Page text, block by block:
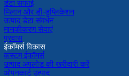
डेटा सफाई
मिलान और डी-डुप्लिकेशन
उत्पाद डेटा संवर्धन
मानकीकरण सेवाएं
प्रवास
ईकॉमर्स विकास
कस्टम ईकॉमर्स
उत्पाद अपलोड की खरीदारी करें
ओपनकार्ट उत्पाद